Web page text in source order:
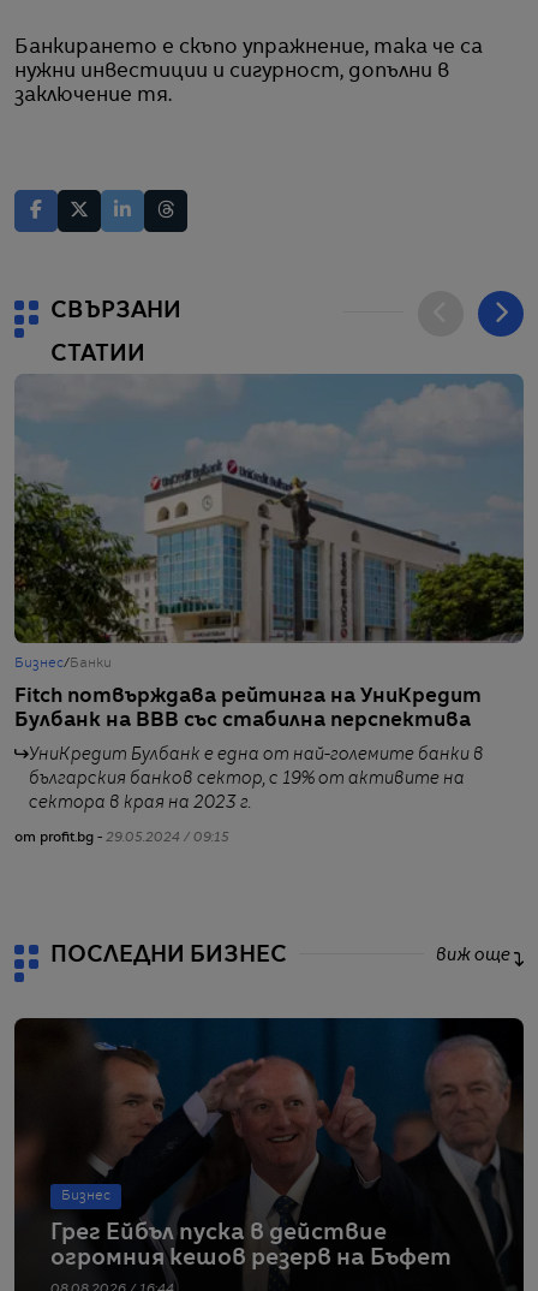
Банкирането е скъпо упражнение, така че са
нужни инвестиции и сигурност, допълни в
заключение тя.
СВЪРЗАНИ
СТАТИИ
Бизнес/Банки
Fitch потвърждава рейтинга на УниКредит
Булбанк на BBB със стабилна перспектива
УниКредит Булбанк е една от най-големите банки в
българския банков сектор, с 19% от активите на
сектора в края на 2023 г.
от profit.bg - 29.05.2024 / 09:15
ПОСЛЕДНИ БИЗНЕС виж още
Бизнес
Грег Ейбъл пуска в действие
огромния кешов резерв на Бъфет